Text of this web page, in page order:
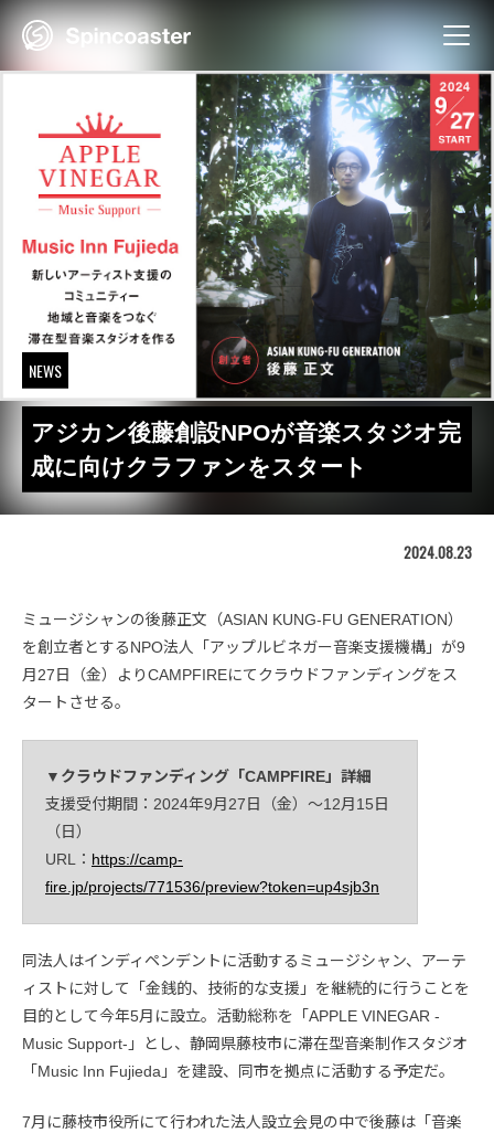
Skip
NEWS
アジカン後藤創設NPOが音楽スタジオ完
成に向けクラファンをスタート
2024.08.23
ミュージシャンの後藤正文（ASIAN KUNG-FU GENERATION）
を創立者とするNPO法人「アップルビネガー音楽支援機構」が9
月27日（金）よりCAMPFIREにてクラウドファンディングをス
タートさせる。
▼クラウドファンディング「CAMPFIRE」詳細
支援受付期間：2024年9月27日（金）〜12月15日
（日）
URL： https://camp-
fire.jp/projects/771536/preview?token=up4sjb3n
同法人はインディペンデントに活動するミュージシャン、アーテ
ィストに対して「金銭的、技術的な支援」を継続的に行うことを
目的として今年5月に設立。活動総称を「APPLE VINEGAR -
Music Support-」とし、静岡県藤枝市に滞在型音楽制作スタジオ
「Music Inn Fujieda」を建設、同市を拠点に活動する予定だ。
7月に藤枝市役所にて行われた法人設立会見の中で後藤は「音楽